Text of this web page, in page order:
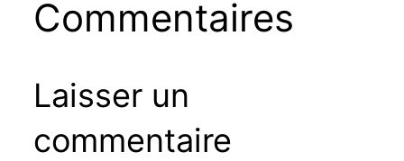
Commentaires
Laisser un
commentaire